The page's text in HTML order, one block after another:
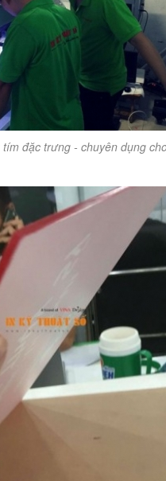
đặc trưng - chuyên dụng